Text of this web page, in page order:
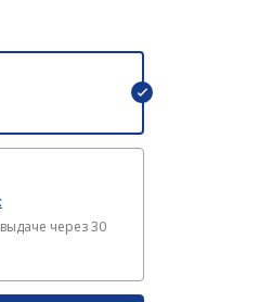
выдаче через 30